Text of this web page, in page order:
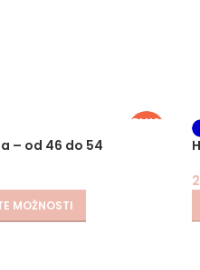
PLUS
– od 46 do 54
MOŽNOSTI